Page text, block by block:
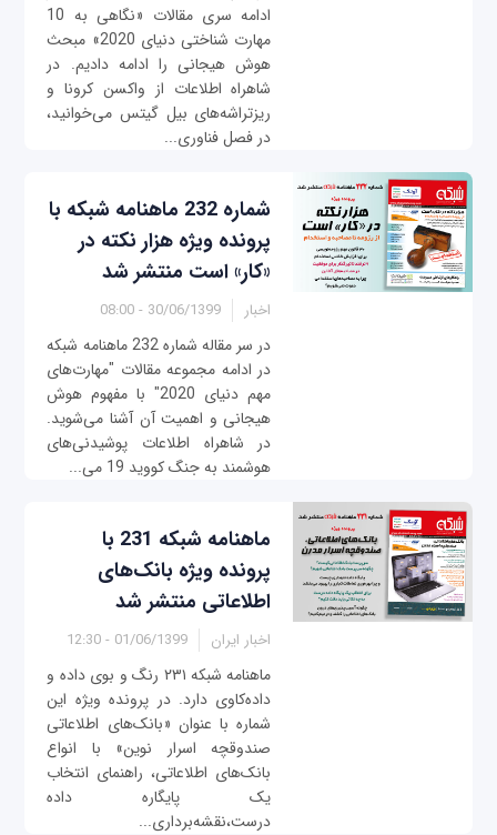
ادامه سری مقالات «نگاهی به 10
مهارت شناختی دنیای 2020» مبحث
هوش هیجانی را ادامه دادیم. در
شاهراه اطلاعات از واکسن کرونا و
ریزتراشه‌های بیل گیتس می‌خوانید،
در فصل فناوری...
شماره 232 ماهنامه شبکه با
پرونده ویژه هزار نکته در
«کار» است منتشر شد
اخبار 30/06/1399 - 08:00
در سر مقاله شماره 232 ماهنامه شبکه
در ادامه مجموعه مقالات "مهارت‌های
مهم دنیای 2020" با مفهوم هوش
هیجانی و اهمیت آن آشنا می‌شوید.
در شاهراه اطلاعات پوشیدنی‌های
هوشمند به جنگ کووید 19 می‌...
ماهنامه شبکه 231 با
پرونده ویژه بانک‌های
اطلاعاتی منتشر شد
اخبار ایران 01/06/1399 - 12:30
ماهنامه شبکه ۲۳۱ رنگ و بوی داده و
داده‌کاوی دارد. در پرونده ویژه این
شماره با عنوان «بانک‌های اطلاعاتی
صندوقچه اسرار نوین» با انواع
بانک‌های اطلاعاتی، راهنمای انتخاب
یک پایگاره داده
درست،نقشه‌برداری...